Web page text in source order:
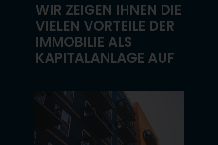
WIR ZEIGEN IHNEN DIE
VIELEN VORTEILE DER
IMMOBILIE ALS
KAPITALANLAGE AUF